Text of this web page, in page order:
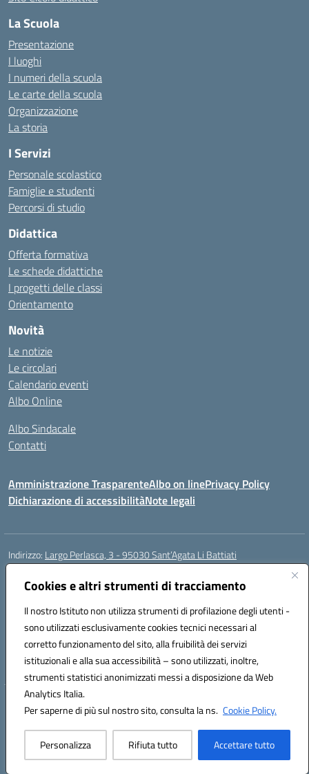
Cookies e altri strumenti di tracciamento
Il nostro Istituto non utilizza strumenti di profilazione degli utenti -
sono utilizzati esclusivamente cookies tecnici necessari al
corretto funzionamento del sito, alla fruibilità dei servizi
istituzionali e alla sua accessibilità – sono utilizzati, inoltre,
strumenti statistici anonimizzati messi a disposizione da Web
Analytics Italia.
Per saperne di più sul nostro sito, consulta la ns. Cookie Policy.
Personalizza Rifiuta tutto Accettare tutto
La Scuola
Presentazione
I luoghi
I numeri della scuola
Le carte della scuola
Organizzazione
La storia
I Servizi
Personale scolastico
Famiglie e studenti
Percorsi di studio
Didattica
Offerta formativa
Le schede didattiche
I progetti delle classi
Orientamento
Novità
Le notizie
Le circolari
Calendario eventi
Albo Online
Albo Sindacale
Contatti
Amministrazione TrasparenteAlbo on linePrivacy Policy
Dichiarazione di accessibilitàNote legali
Indirizzo: Largo Perlasca, 3 - 95030 Sant’Agata Li Battiati
Centralino:
ctic8bl002@istruzione.it
Posta elettronica certificata (PEC):ctic8bl002@pec.istruzione.it
Codice fiscale: 93253680875
Codice meccanografico:CTIC8BL002
Codice Indice delle Pubbliche Amministrazioni (IPA): 7UKG69R2
Codice unico di fatturazione (CUF): F8M4AH
Hosting & Powered by 3D Solution S.r.l.
Concept & Design by Designers Italia